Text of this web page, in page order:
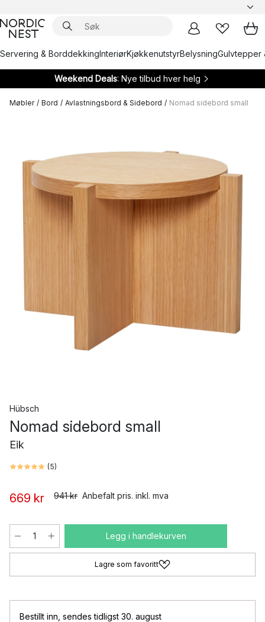
Servering & BorddekkingInteriørKjøkkenutstyrBelysningGulvtepper
Weekend Deals: Nye tilbud hver helg
Møbler / Bord / Avlastningsbord & Sidebord / Nomad sidebord small
Hübsch
Nomad sidebord small
Eik
(5)
669 kr 941 kr Anbefalt pris. inkl. mva
Legg i handlekurven
Lagre som favoritt
Bestillt inn sendes tidligst 30. august